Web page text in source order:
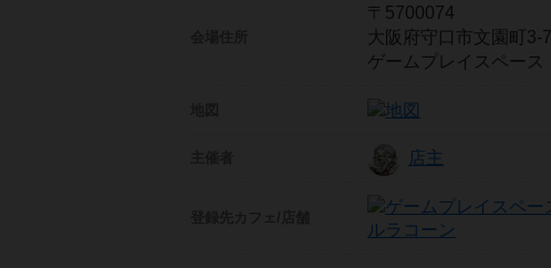
〒5700074
大阪府守口市文園町3-7
ゲームプレイスペース
店主
ルラコーン